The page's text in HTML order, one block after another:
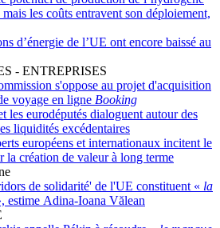
les coûts entravent son déploiement,
d’énergie de l’UE ont encore baissé au
- ENTREPRISES
s'oppose au projet d'acquisition
voyage en ligne Booking
les eurodéputés dialoguent autour des
liquidités excédentaires
européens et internationaux incitent le
la création de valeur à long terme
de solidarité' de l'UE constituent « la
estime Adina-Ioana Vălean